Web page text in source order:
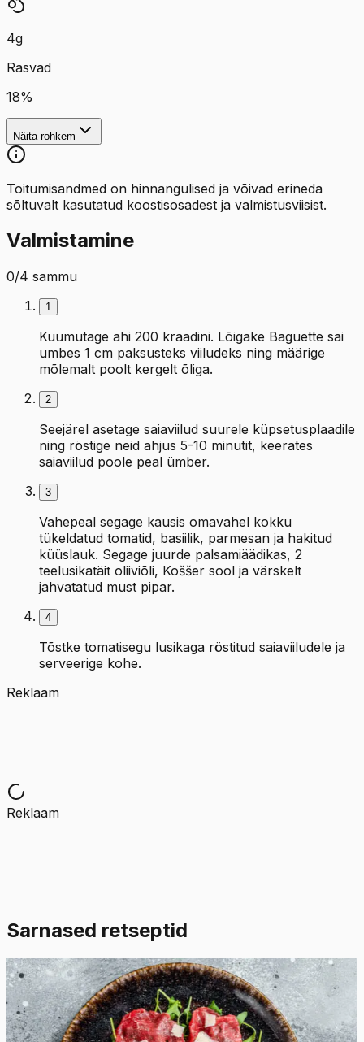
4g
Rasvad
18%
Näita rohkem
Toitumisandmed on hinnangulised ja võivad erineda
sõltuvalt kasutatud koostisosadest ja valmistusviisist.
Valmistamine
0/4 sammu
1
Kuumutage ahi 200 kraadini. Lõigake Baguette sai
umbes 1 cm paksusteks viiludeks ning määrige
mõlemalt poolt kergelt õliga.
2
Seejärel asetage saiaviilud suurele küpsetusplaadile
ning röstige neid ahjus 5-10 minutit, keerates
saiaviilud poole peal ümber.
3
Vahepeal segage kausis omavahel kokku
tükeldatud tomatid, basiilik, parmesan ja hakitud
küüslauk. Segage juurde palsamiäädikas, 2
teelusikatäit oliiviõli, Koššer sool ja värskelt
jahvatatud must pipar.
4
Tõstke tomatisegu lusikaga röstitud saiaviiludele ja
serveerige kohe.
Reklaam
Reklaam
Sarnased retseptid
Keskmine 4.8Hinnang:(6)
Carpaccio
Carpaccio on itaaliapärane versioon tartarist. See on